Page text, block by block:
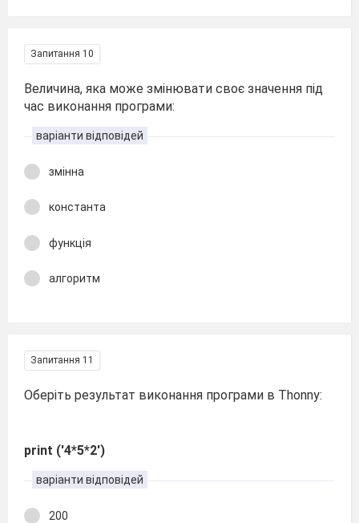
Запитання 10
Величина, яка може змінювати своє значення під
час виконання програми:
варіанти відповідей
змінна
константа
функція
алгоритм
Запитання 11
Оберіть результат виконання програми в Thonny:
print ('4*5*2')
варіанти відповідей
200